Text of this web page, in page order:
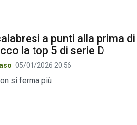
a punti alla prima di
la top 5 di serie D
05/01/2026 20:56
si ferma più